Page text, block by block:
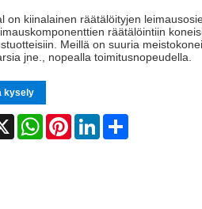
on kiinalainen räätälöityjen
räätälöintiin
Meillä on suuria
jne., nopealla toimitusnopeudella.
kysely
X WhatsAppPinterestLinkedIn